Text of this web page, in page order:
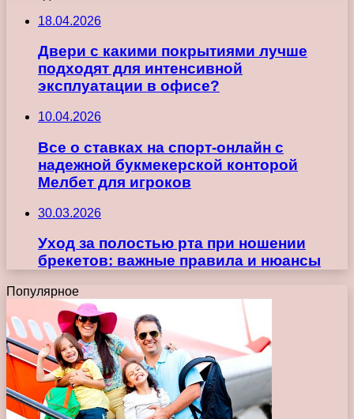
18.04.2026
Двери с какими покрытиями лучше
подходят для интенсивной
эксплуатации в офисе?
10.04.2026
Все о ставках на спорт-онлайн с
надежной букмекерской конторой
Мелбет для игроков
30.03.2026
Уход за полостью рта при ношении
брекетов: важные правила и нюансы
Популярное